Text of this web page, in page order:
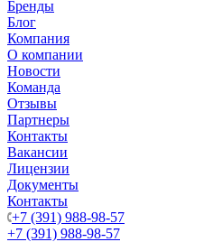
Бренды
Блог
Компания
О компании
Новости
Команда
Отзывы
Партнеры
Контакты
Вакансии
Лицензии
Документы
Контакты
+7 (391) 988-98-57
+7 (391) 988-98-57